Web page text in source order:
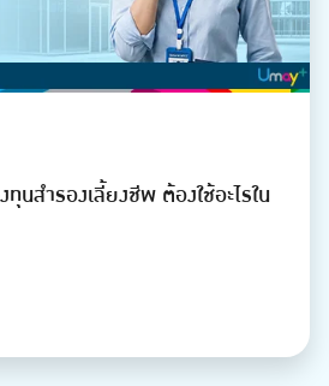
นสำรองเลี้ยงชีพ ต้องใช้อะไรใน